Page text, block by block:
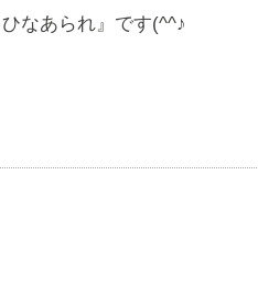
なあられ』です(^^♪